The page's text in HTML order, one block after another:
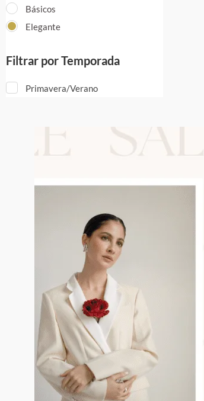
Básicos
Elegante
Filtrar por Temporada
Primavera/Verano